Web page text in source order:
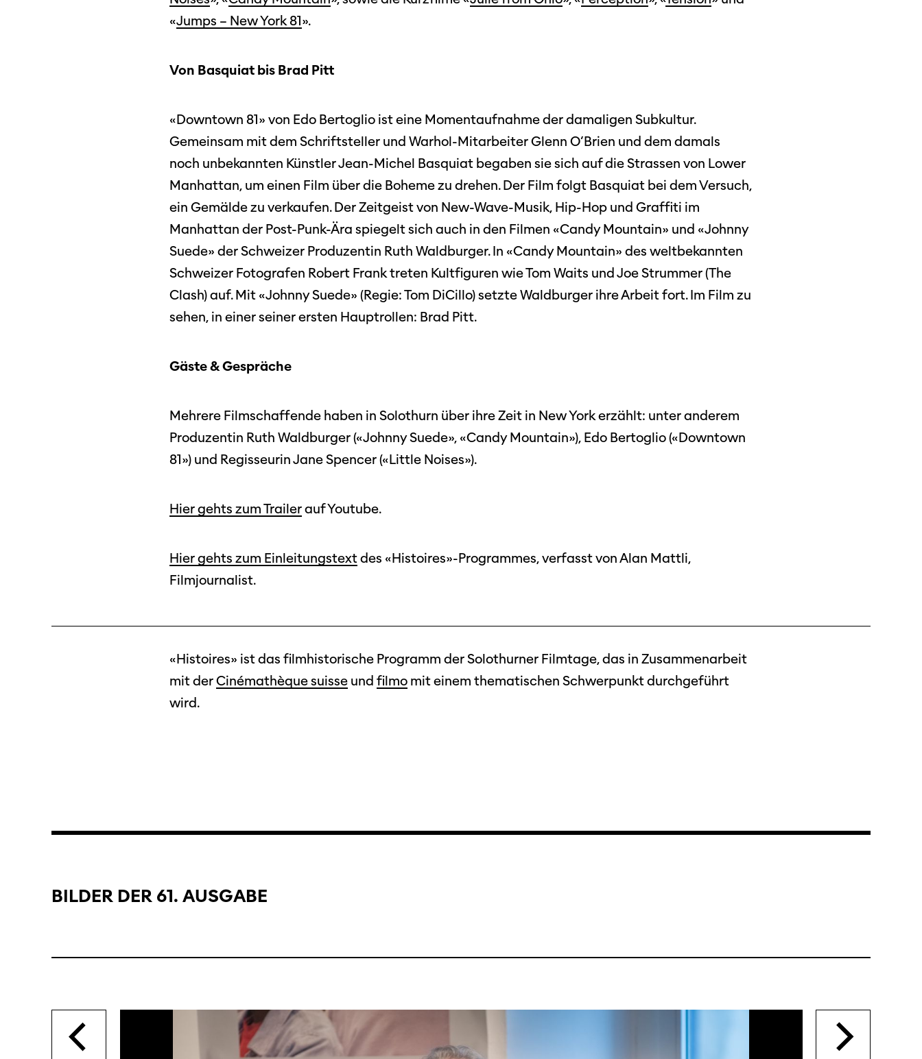
Diese Seite wird mit Internet Explorer
nicht optimal dargestellt. Bitte
verwenden Sie einen anderen Browser.
Programm 61. Ausgabe
Praktische Informationen
Programmhefte
früherer Ausgaben
Filmschaffende
Untertitelungsfonds
Das Industry-
Angebot
Ausschreibungen
Medien
Medieninfos
Podcast
Festivalbilder
Instagram
Facebook
SGSF
Mitgliedschaft
Jahresberichte
Übers Jahr
Cinetour
«Jumps – New York 81».
Von Basquiat bis Brad Pitt
«Downtown 81» von Edo Bertoglio ist eine Momentaufnahme der damaligen Subkultur.
Gemeinsam mit dem Schriftsteller und Warhol-Mitarbeiter Glenn O’Brien und dem damals
noch unbekannten Künstler Jean-Michel Basquiat begaben sie sich auf die Strassen von Lower
Manhattan, um einen Film über die Boheme zu drehen. Der Film folgt Basquiat bei dem Versuch,
ein Gemälde zu verkaufen. Der Zeitgeist von New-Wave-Musik, Hip-Hop und Graffiti im
Manhattan der Post-Punk-Ära spiegelt sich auch in den Filmen «Candy Mountain» und «Johnny
Suede» der Schweizer Produzentin Ruth Waldburger. In «Candy Mountain» des weltbekannten
Schweizer Fotografen Robert Frank treten Kultfiguren wie Tom Waits und Joe Strummer (The
Clash) auf. Mit «Johnny Suede» (Regie: Tom DiCillo) setzte Waldburger ihre Arbeit fort. Im Film zu
sehen, in einer seiner ersten Hauptrollen: Brad Pitt.
Gäste & Gespräche
Mehrere Filmschaffende haben in Solothurn über ihre Zeit in New York erzählt: unter anderem
Produzentin Ruth Waldburger («Johnny Suede», «Candy Mountain»), Edo Bertoglio («Downtown
81») und Regisseurin Jane Spencer («Little Noises»).
Hier gehts zum Trailerauf Youtube.
Hier gehts zum Einleitungstextdes «Histoires»-Programmes, verfasst von Alan Mattli,
Filmjournalist.
«Histoires» ist das filmhistorische Programm der Solothurner Filmtage, das in Zusammenarbeit
mit derCinémathèque suisse und filmo mit einem thematischen Schwerpunkt durchgeführt
wird.
BILDER DER 61. AUSGABE